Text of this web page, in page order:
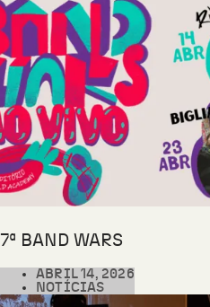
7ª BAND WARS
ABRIL 14, 2026
NOTÍCIAS